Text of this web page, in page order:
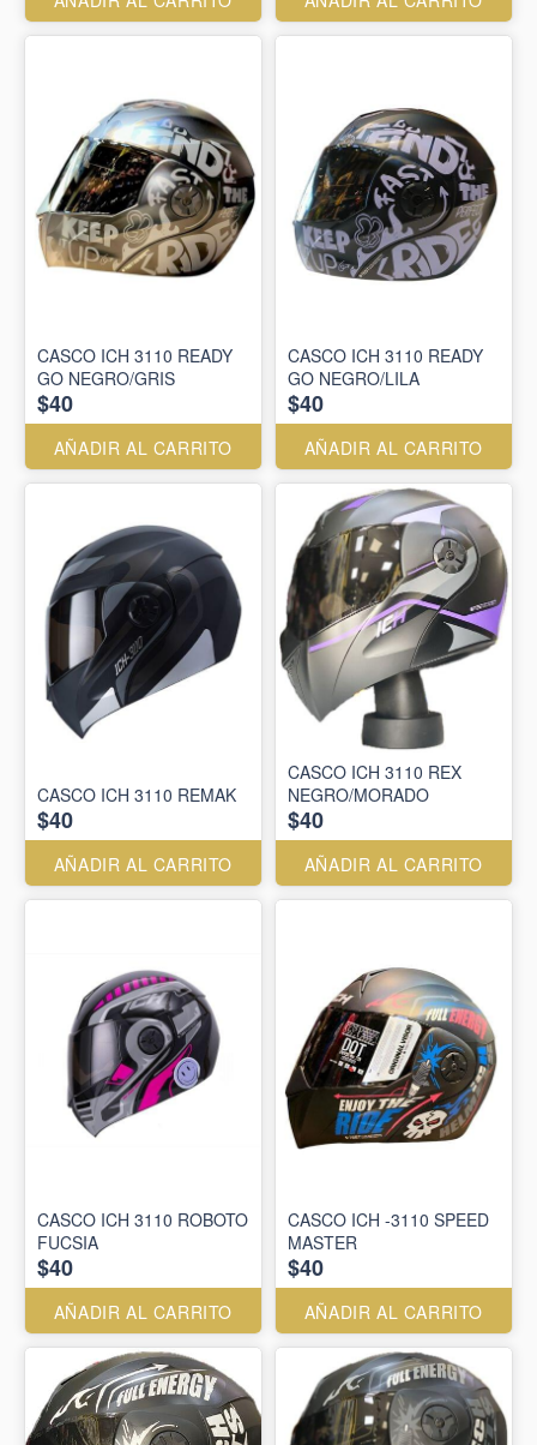
CASCO ICH 3110 READY
GO NEGRO/GRIS
$40
AÑADIR AL CARRITO
CASCO ICH 3110 READY
GO NEGRO/LILA
$40
AÑADIR AL CARRITO
CASCO ICH 3110 REMAK
$40
AÑADIR AL CARRITO
CASCO ICH 3110 REX
NEGRO/MORADO
$40
AÑADIR AL CARRITO
CASCO ICH 3110 ROBOTO
FUCSIA
$40
AÑADIR AL CARRITO
CASCO ICH -3110 SPEED
MASTER
$40
AÑADIR AL CARRITO